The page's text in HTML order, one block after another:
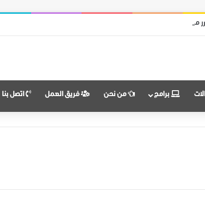
من قوات النظام وميليشياته
برامج من نحن فريق العمل اتصل بنا